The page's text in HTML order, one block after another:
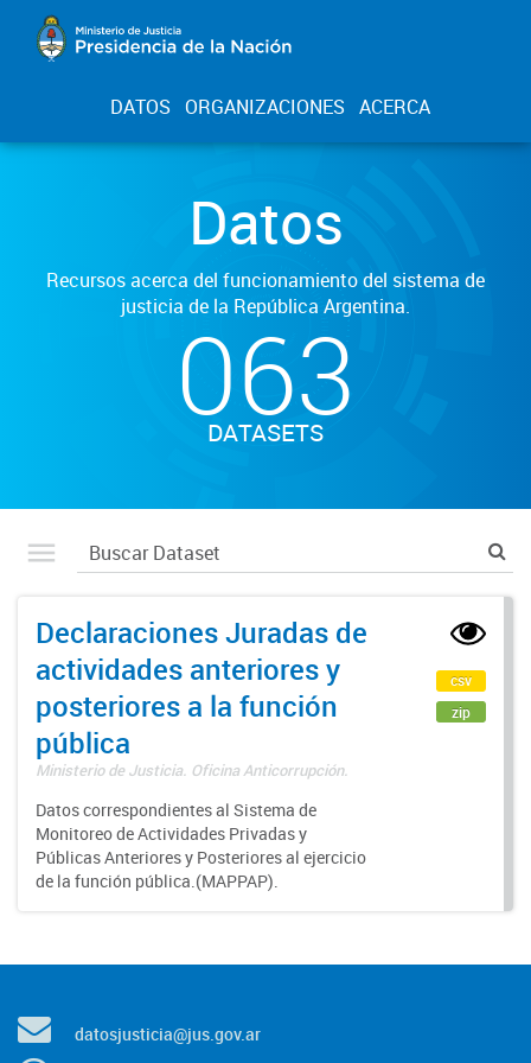
DATOS ORGANIZACIONES ACERCA
Datos
Recursos acerca del funcionamiento del sistema de
justicia de la República Argentina.
063
DATASETS
Declaraciones Juradas de
actividades anteriores y
posteriores a la función
pública
Ministerio de Justicia. Oficina Anticorrupción.
Datos correspondientes al Sistema de
Monitoreo de Actividades Privadas y
Públicas Anteriores y Posteriores al ejercicio
de la función pública.(MAPPAP).
csv
zip
datosjusticia@jus.gov.ar